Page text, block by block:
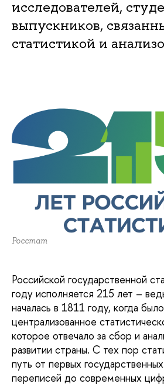
исследователей,
выпускников,
статистикой и
Росстат
Российской государственной
году исполняется 215 лет –
началась в 1811 году, когда
централизованное
которое отвечало за сбор и
развитии страны. С тех пор
путь от первых
переписей до современных